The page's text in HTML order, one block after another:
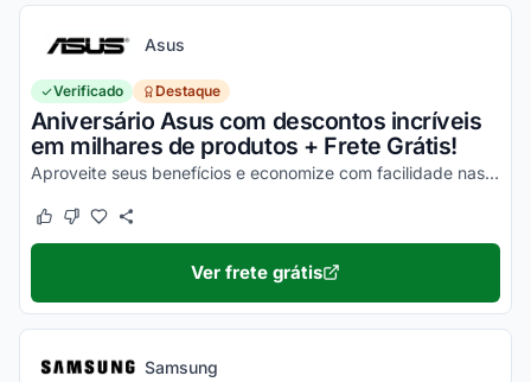
Asus
Verificado Destaque
Aniversário Asus com descontos incríveis
em milhares de produtos + Frete Grátis!
Aproveite seus benefícios e economize com facilidade nas suas compras!
Este cupom funcionou
Este cupom não funcionou
Ver frete grátis
Samsung